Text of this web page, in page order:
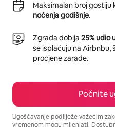
Maksimalan broj
noćenja godišnje.
Zgrada dobija 25% udio
se isplaćuju na Airbnbu,
procjene zarade.
Počnite
Ugošćavanje podliježe važećim
vremenom mogu mijenjati.